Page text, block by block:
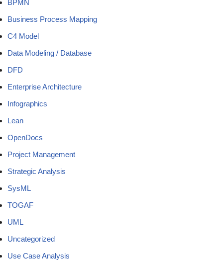
BPMN
Business Process Mapping
C4 Model
Data Modeling / Database
DFD
Enterprise Architecture
Infographics
Lean
OpenDocs
Project Management
Strategic Analysis
SysML
TOGAF
UML
Uncategorized
Use Case Analysis